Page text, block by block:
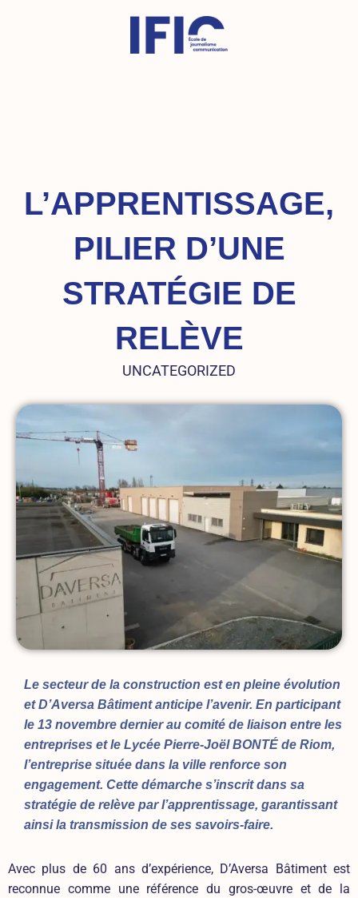
L’APPRENTISSAGE,
PILIER D’UNE
STRATÉGIE DE
RELÈVE
UNCATEGORIZED
Le secteur de la construction est en pleine évolution
et D’Aversa Bâtiment anticipe l’avenir. En participant
le 13 novembre dernier au comité de liaison entre les
entreprises et le Lycée Pierre-Joël BONTÉ de Riom,
l’entreprise située dans la ville renforce son
engagement. Cette démarche s’inscrit dans sa
stratégie de relève par l’apprentissage, garantissant
ainsi la transmission de ses savoirs-faire.
Avec plus de 60 ans d’expérience, D’Aversa Bâtiment est
reconnue comme une référence du gros-œuvre et de la